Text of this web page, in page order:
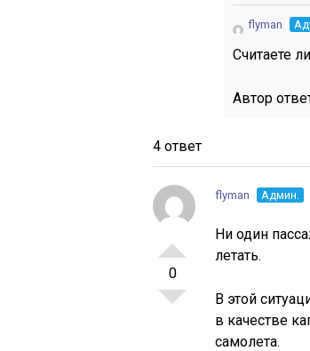
flyman
Считаете
Автор
4 ответ
0
flyman Админ.
Ни один
летать.
В этой
в качестве
самолета.